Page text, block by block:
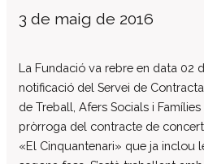
Informe
Convenis
pública
Subvencions i
Associació de
3 de maig de 2016
La Fundació va rebre en data 02
notificació del Servei de
de Treball, Afers Socials i
pròrroga del contracte de
«El Cinquantenari» que ja inclou